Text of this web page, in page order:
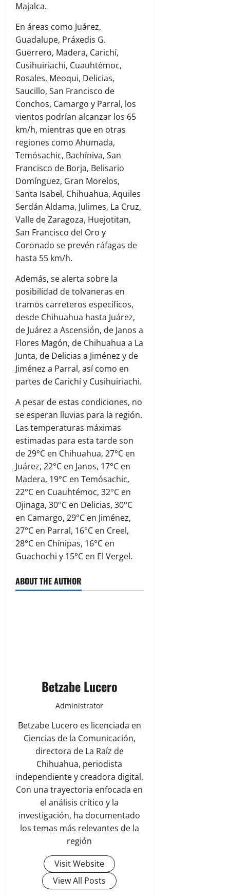
Majalca.
En áreas como Juárez,
Guadalupe, Práxedis G.
Guerrero, Madera, Carichí,
Cusihuiriachi, Cuauhtémoc,
Rosales, Meoqui, Delicias,
Saucillo, San Francisco de
Conchos, Camargo y Parral, los
vientos podrían alcanzar los 65
km/h, mientras que en otras
regiones como Ahumada,
Temósachic, Bachíniva, San
Francisco de Borja, Belisario
Domínguez, Gran Morelos,
Santa Isabel, Chihuahua, Aquiles
Serdán Aldama, Julimes, La Cruz,
Valle de Zaragoza, Huejotitan,
San Francisco del Oro y
Coronado se prevén ráfagas de
hasta 55 km/h.
Además, se alerta sobre la
posibilidad de tolvaneras en
tramos carreteros específicos,
desde Chihuahua hasta Juárez,
de Juárez a Ascensión, de Janos a
Flores Magón, de Chihuahua a La
Junta, de Delicias a Jiménez y de
Jiménez a Parral, así como en
partes de Carichí y Cusihuiriachi.
A pesar de estas condiciones, no
se esperan lluvias para la región.
Las temperaturas máximas
estimadas para esta tarde son
de 29°C en Chihuahua, 27°C en
Juárez, 22°C en Janos, 17°C en
Madera, 19°C en Temósachic,
22°C en Cuauhtémoc, 32°C en
Ojinaga, 30°C en Delicias, 30°C
en Camargo, 29°C en Jiménez,
27°C en Parral, 16°C en Creel,
28°C en Chínipas, 16°C en
Guachochi y 15°C en El Vergel.
ABOUT THE AUTHOR
Betzabe Lucero
Administrator
Betzabe Lucero es licenciada en
Ciencias de la Comunicación,
directora de La Raíz de
Chihuahua, periodista
independiente y creadora digital.
Con una trayectoria enfocada en
el análisis crítico y la
investigación, ha documentado
los temas más relevantes de la
región
Visit Website
View All Posts